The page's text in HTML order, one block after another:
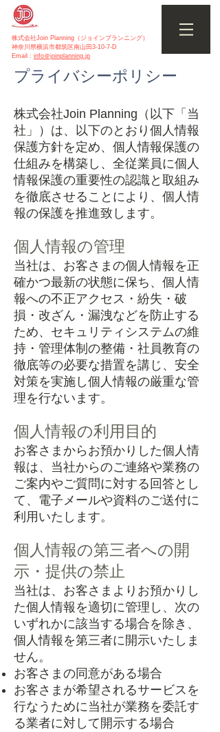
株式会社Join Planning（ジョインプランニング）
神奈川県横浜市都筑区南山田3-10-7-D
Email : info＠joinplanning.jp
プライバシーポリシー
株式会社Join Planning（以下「当
社」）は、以下のとおり個人情報
保護方針を定め、個人情報保護の
仕組みを構築し、全従業員に個人
情報保護の重要性の認識と取組み
を徹底させることにより、個人情
報の保護を推進致します。
個人情報の管理
当社は、お客さまの個人情報を正
確かつ最新の状態に保ち、個人情
報への不正アクセス・紛失・破
損・改ざん・漏洩などを防止する
ため、セキュリティシステムの維
持・管理体制の整備・社員教育の
徹底等の必要な措置を講じ、安全
対策を実施し個人情報の厳重な管
理を行ないます。
個人情報の利用目的
お客さまからお預かりした個人情
報は、当社からのご連絡や業務の
ご案内やご質問に対する回答とし
て、電子メールや資料のご送付に
利用いたします。
個人情報の第三者への開
示・提供の禁止
当社は、お客さまよりお預かりし
た個人情報を適切に管理し、次の
いずれかに該当する場合を除き、
個人情報を第三者に開示いたしま
せん。
お客さまの同意がある場合
お客さまが希望されるサービスを
行なうために当社が業務を委託す
る業者に対して開示する場合